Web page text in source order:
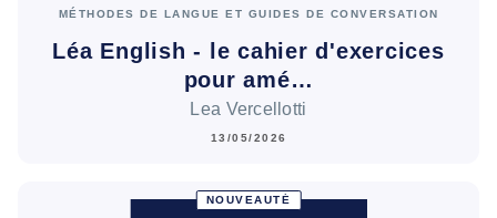
MÉTHODES DE LANGUE ET GUIDES DE CONVERSATION
Léa English - le cahier d'exercices
pour amé…
Lea Vercellotti
13/05/2026
NOUVEAUTÉ